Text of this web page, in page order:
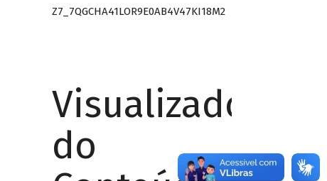
Z7_7QGCHA41LOR9E0AB4V47KI18M2
Visualizador
do